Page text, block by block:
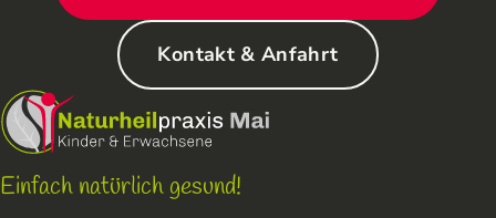
Kontakt & Anfahrt
Einfach natürlich gesund!